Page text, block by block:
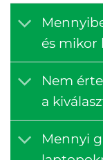
és mikor
Nem
a
Mennyi